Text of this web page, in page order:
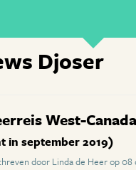
Djoser
West-Canada
in september 2019)
door Linda de Heer op